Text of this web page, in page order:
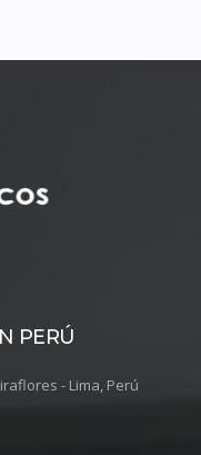
PERÚ
- Lima, Perú